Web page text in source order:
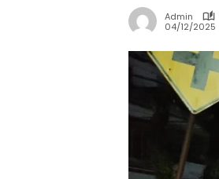
Admin
04/12/2025